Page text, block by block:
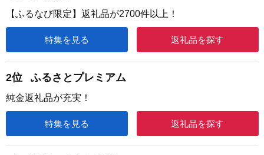
【ふるなび限定】返礼品が2700件以上！
特集を見る 返礼品を探す
2位 ふるさとプレミアム
純金返礼品が充実！
特集を見る 返礼品を探す